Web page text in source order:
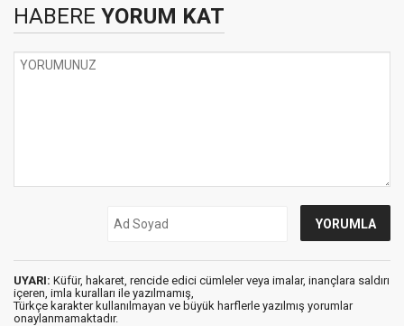
HABERE YORUM KAT
UYARI: Küfür, hakaret, rencide edici cümleler veya imalar, inançlara saldırı
içeren, imla kuralları ile yazılmamış,
Türkçe karakter kullanılmayan ve büyük harflerle yazılmış yorumlar
onaylanmamaktadır.